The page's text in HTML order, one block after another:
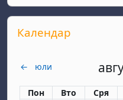
Прескочи Календар
Календар
← юли
Понеделник
Пон вторник
Вто сряда
Сря